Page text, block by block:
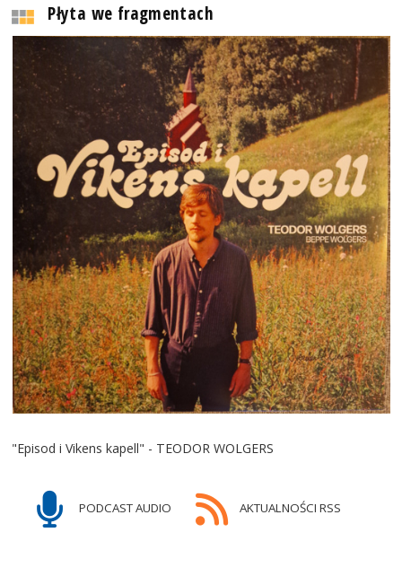
Płyta we fragmentach
"Episod i Vikens kapell" - TEODOR WOLGERS
PODCAST AUDIO AKTUALNOŚCI RSS